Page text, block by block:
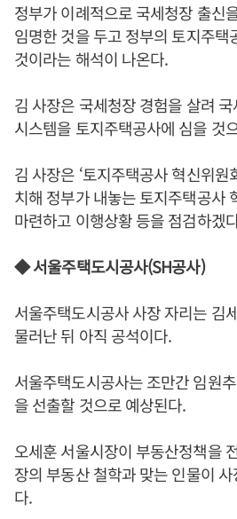
정부가 이례적으로 국세청장 출신
임명한 것을 두고 정부의 토지주택
것이라는 해석이 나온다.
김 사장은 국세청장 경험을 살려
시스템을 토지주택공사에 심을 것
김 사장은 ‘토지주택공사 혁신위원
치해 정부가 내놓는 토지주택공사
마련하고 이행상황 등을 점검하겠
◆ 서울주택도시공사(SH공사)
서울주택도시공사 사장 자리는 김
물러난 뒤 아직 공석이다.
서울주택도시공사는 조만간 임원
을 선출할 것으로 예상된다.
오세훈 서울시장이 부동산정책을
장의 부동산 철학과 맞는 인물이
다.